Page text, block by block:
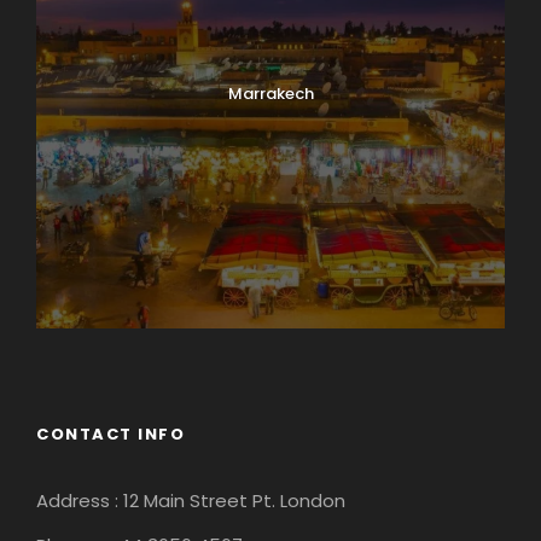
Marrakech
CONTACT INFO
Address : 12 Main Street Pt. London